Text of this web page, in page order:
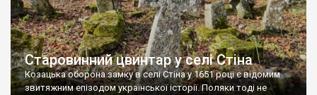
Старовинний цвинтар у селі Стіна
Козацька оборона замку в селі Стіна у 1651 році є відомим
звитяжним епізодом української історії. Поляки тоді не